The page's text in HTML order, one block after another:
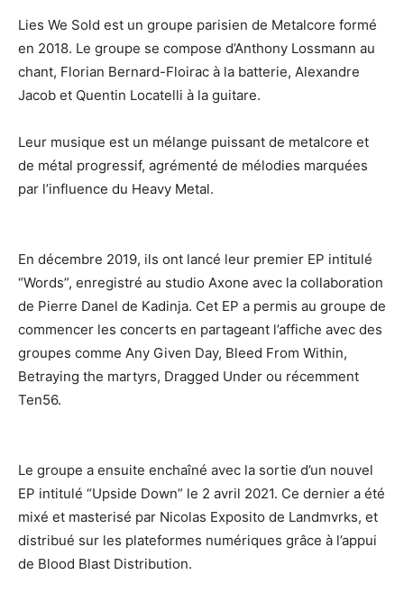
Lies We Sold est un groupe parisien de Metalcore formé
en 2018. Le groupe se compose d’Anthony Lossmann au
chant, Florian Bernard-Floirac à la batterie, Alexandre
Jacob et Quentin Locatelli à la guitare.
Leur musique est un mélange puissant de metalcore et
de métal progressif, agrémenté de mélodies marquées
par l’influence du Heavy Metal.
En décembre 2019, ils ont lancé leur premier EP intitulé
“Words”, enregistré au studio Axone avec la collaboration
de Pierre Danel de Kadinja. Cet EP a permis au groupe de
commencer les concerts en partageant l’affiche avec des
groupes comme Any Given Day, Bleed From Within,
Betraying the martyrs, Dragged Under ou récemment
Ten56.
Le groupe a ensuite enchaîné avec la sortie d’un nouvel
EP intitulé “Upside Down” le 2 avril 2021. Ce dernier a été
mixé et masterisé par Nicolas Exposito de Landmvrks, et
distribué sur les plateformes numériques grâce à l’appui
de Blood Blast Distribution.